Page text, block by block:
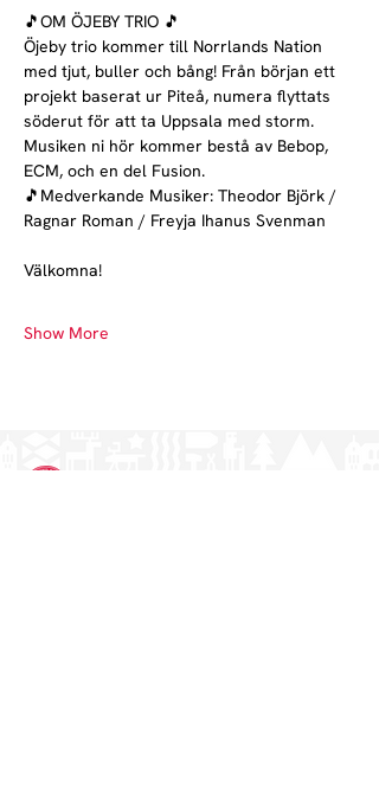
🎵OM ÖJEBY TRIO 🎵
Öjeby trio kommer till Norrlands Nation
med tjut, buller och bång! Från början ett
projekt baserat ur Piteå, numera flyttats
söderut för att ta Uppsala med storm.
Musiken ni hör kommer bestå av Bebop,
ECM, och en del Fusion.
🎵Medverkande Musiker: Theodor Björk /
Ragnar Roman / Freyja Ihanus Svenman
Välkomna!
Show More